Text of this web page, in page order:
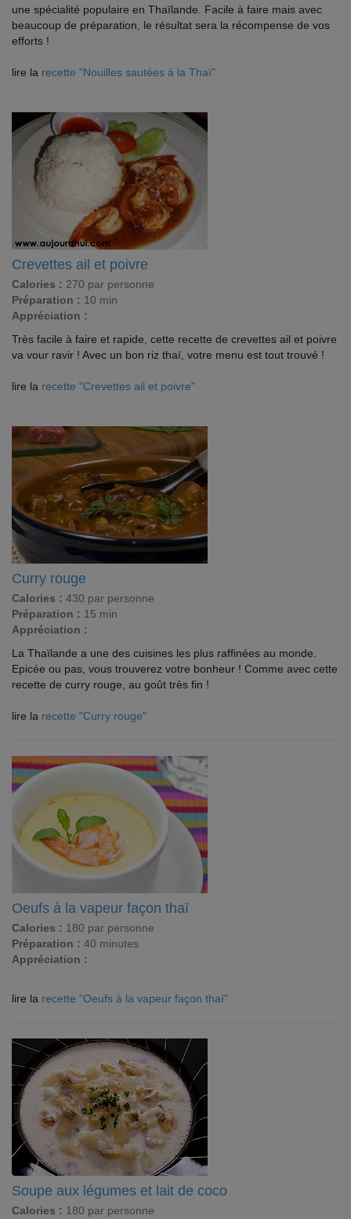
une spécialité populaire en Thaïlande. Facile à faire mais avec
beaucoup de préparation, le résultat sera la récompense de vos
efforts !
lire la recette "Nouilles sautées à la Thaï"
Crevettes ail et poivre
Calories : 270 par personne
Préparation : 10 min
Appréciation :
Très facile à faire et rapide, cette recette de crevettes ail et poivre
va vour ravir ! Avec un bon riz thaï, votre menu est tout trouvé !
lire la recette "Crevettes ail et poivre"
Curry rouge
Calories : 430 par personne
Préparation : 15 min
Appréciation :
La Thaïlande a une des cuisines les plus raffinées au monde.
Epicée ou pas, vous trouverez votre bonheur ! Comme avec cette
recette de curry rouge, au goût très fin !
lire la recette "Curry rouge"
Oeufs à la vapeur façon thaï
Calories : 180 par personne
Préparation : 40 minutes
Appréciation :
lire la recette "Oeufs à la vapeur façon thaï"
Soupe aux légumes et lait de coco
Calories : 180 par personne